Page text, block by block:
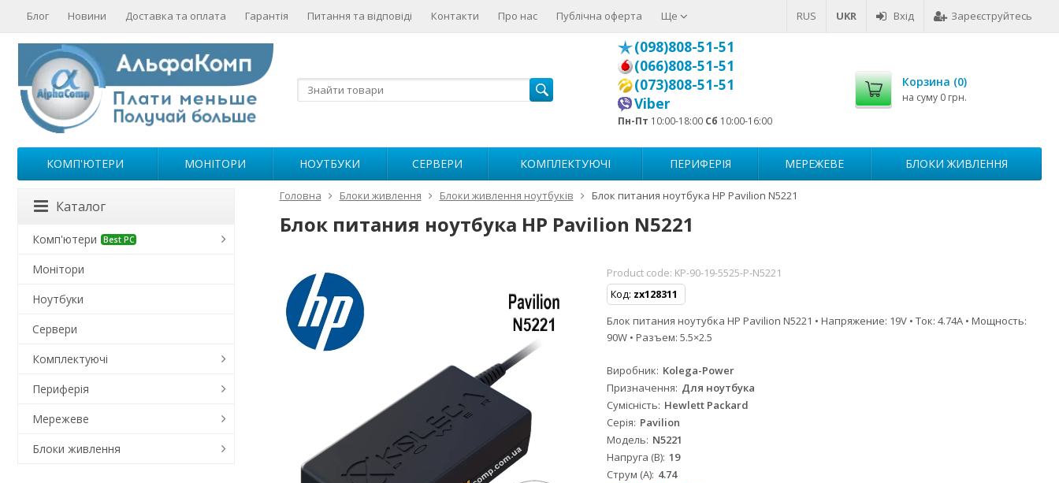
RUS UKR Вхід Зареєструйтесь
Блог Новини Доставка та оплата Гарантія Питання та відповіді Контакти Про нас Публічна оферта Ще
(098)808-51-51
(066)808-51-51
(073)808-51-51
Viber
Пн-Пт 10:00-18:00 Сб 10:00-16:00
Корзина (0)
на суму 0 грн.
КОМП'ЮТЕРИ МОНІТОРИ НОУТБУКИ СЕРВЕРИ КОМПЛЕКТУЮЧІ ПЕРИФЕРІЯ МЕРЕЖЕВЕ БЛОКИ ЖИВЛЕННЯ
Головна Блоки живлення Блоки живлення ноутбуків Блок питания ноутбука HP Pavilion N5221
Блок питания ноутбука HP Pavilion N5221
Product code: KP-90-19-5525-P-N5221
Код: zx128311
Блок питания ноутубка HP Pavilion N5221 • Напряжение: 19V • Ток: 4.74A • Мощность:
90W • Разъем: 5.5×2.5
Виробник Kolega-Power
Призначення Для ноутбука
Сумісність Hewlett Packard
Серія Pavilion
Модель N5221
Напруга (В) 19
Струм (А) 4.74
Каталог
Комп'ютери Best PC
Монітори
Ноутбуки
Сервери
Комплектуючі
Периферія
Мережеве
Блоки живлення